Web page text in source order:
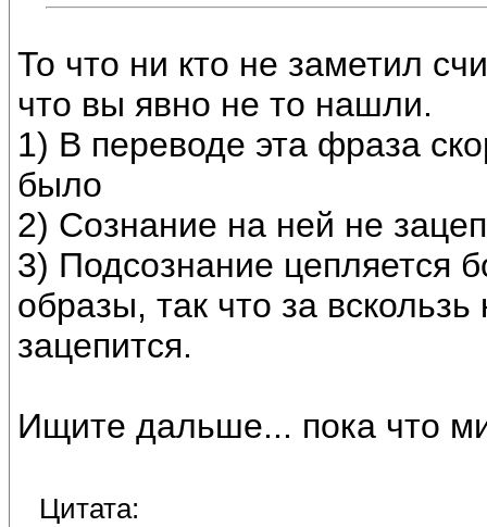
То что ни кто не заметил
что вы явно не то нашли.
1) В переводе эта фраза
было
2) Сознание на ней не
3) Подсознание цепляется
образы, так что за
зацепится.
Ищите дальше... пока что
Цитата: